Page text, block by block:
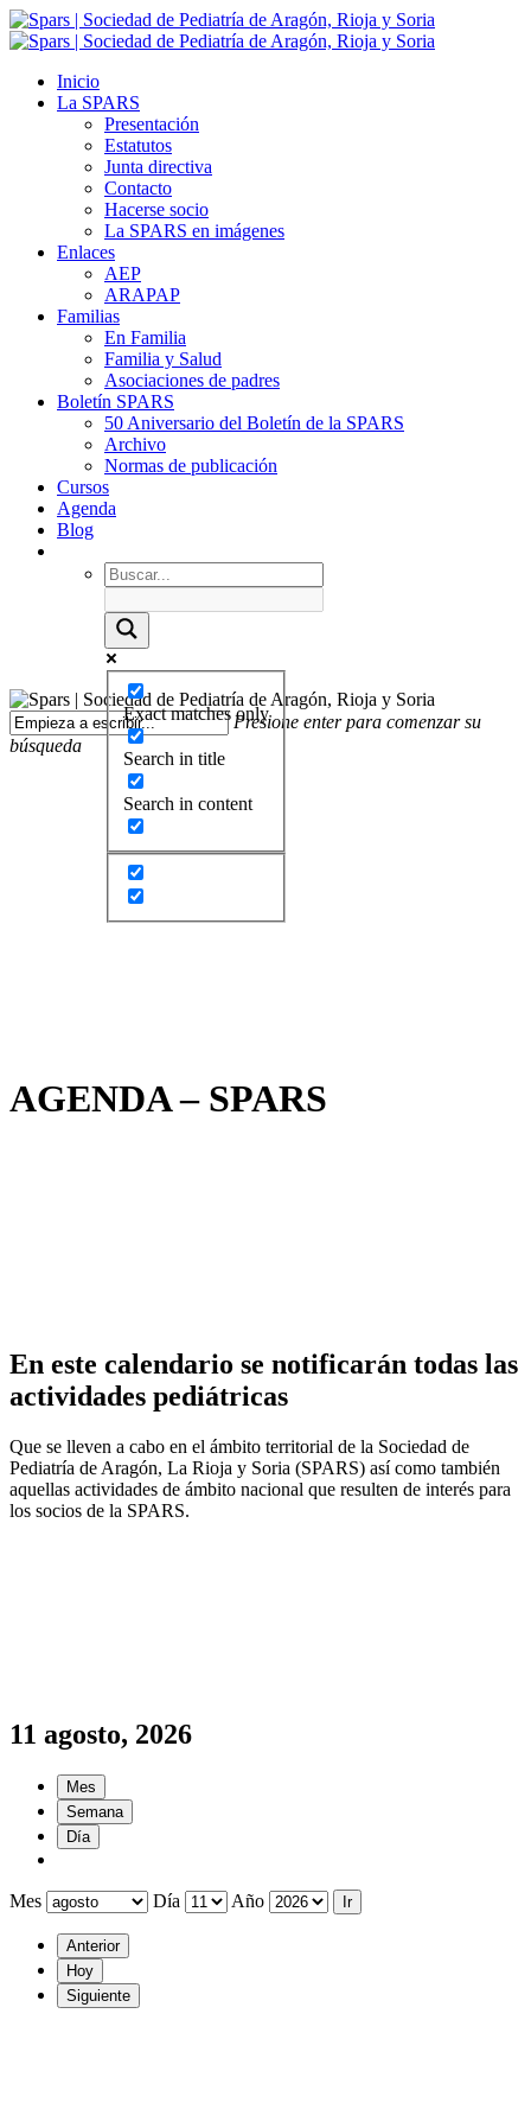
Inicio
La SPARS
Presentación
Estatutos
Junta directiva
Contacto
Hacerse socio
La SPARS en imágenes
Enlaces
AEP
ARAPAP
Familias
En Familia
Familia y Salud
Asociaciones de padres
Boletín SPARS
50 Aniversario del Boletín de la SPARS
Archivo
Normas de publicación
Cursos
Agenda
Blog
Exact matches only
Search in title
Search in content
Presione enter para comenzar su
búsqueda
AGENDA – SPARS
En este calendario se notificarán todas las
actividades pediátricas
Que se lleven a cabo en el ámbito territorial de la Sociedad de
Pediatría de Aragón, La Rioja y Soria (SPARS) así como también
aquellas actividades de ámbito nacional que resulten de interés para
los socios de la SPARS.
11 agosto, 2026
Mes
Semana
Día
Mes Día Año
Anterior
Hoy
Siguiente